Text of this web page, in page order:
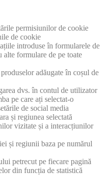
permisiunilor de cookie
de cookie
introduse în formularele de
alte formulare de pe toate
adăugate în coșul de
dvs. în contul de utilizator
pe care ați selectat-o
de social media
și regiunea selectată
vizitate și a interacțiunilor
și regiunii baza pe numărul
petrecut pe fiecare pagină
din funcția de statistică